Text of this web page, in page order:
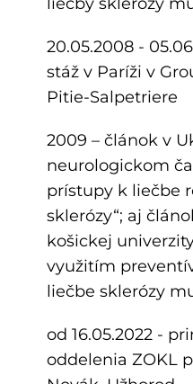
20.05.2008 -
stáž v Paríži v
Pitie-Salpetriere
2009 – článok v
neurologickom
prístupy k liečbe
sklerózy“; aj
košickej
využitím
liečbe sklerózy
od 16.05.2022 -
oddelenia ZOKL